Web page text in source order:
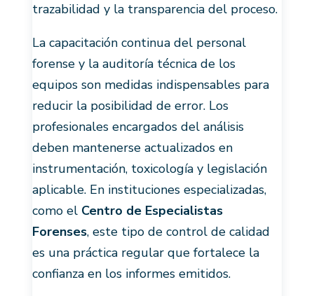
trazabilidad y la transparencia del proceso.
La capacitación continua del personal
forense y la auditoría técnica de los
equipos son medidas indispensables para
reducir la posibilidad de error. Los
profesionales encargados del análisis
deben mantenerse actualizados en
instrumentación, toxicología y legislación
aplicable. En instituciones especializadas,
como el Centro de Especialistas
Forenses, este tipo de control de calidad
es una práctica regular que fortalece la
confianza en los informes emitidos.